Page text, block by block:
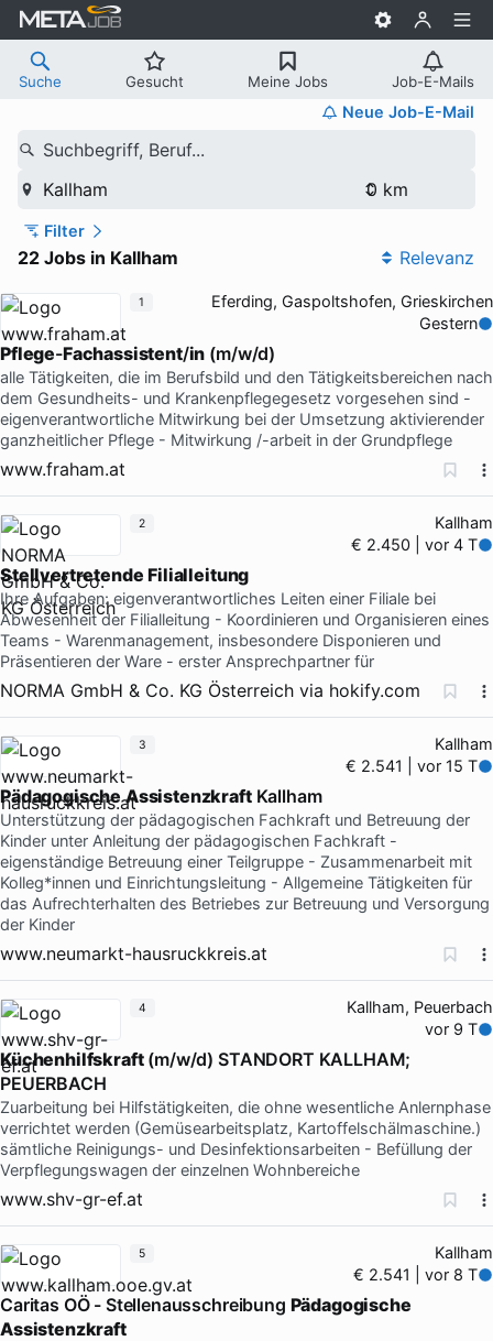
Suche Gesucht Meine Jobs Job-E-Mails
Neue Job-E-Mail
Suchbegriff, Beruf...
Kallham
Filter
22 Jobs in Kallham Relevanz
Eferding, Gaspoltshofen, Grieskirchen
Gestern
Pflege-Fachassistent/in (m/w/d)
alle Tätigkeiten, die im Berufsbild und den Tätigkeitsbereichen nach
dem Gesundheits- und Krankenpflegegesetz vorgesehen sind -
eigenverantwortliche Mitwirkung bei der Umsetzung aktivierender
ganzheitlicher Pflege - Mitwirkung /-arbeit in der Grundpflege
www.fraham.at
1
Kallham
€ 2.450 | vor 4 T
Stellvertretende Filialleitung
Ihre Aufgaben: eigenverantwortliches Leiten einer Filiale bei
Abwesenheit der Filialleitung - Koordinieren und Organisieren eines
Teams - Warenmanagement, insbesondere Disponieren und
Präsentieren der Ware - erster Ansprechpartner für
NORMA GmbH & Co. KG Österreich via hokify.com
2
Kallham
€ 2.541 | vor 15 T
PädagogischeAssistenzkraftKallham
Unterstützung der pädagogischen Fachkraft und Betreuung der
Kinder unter Anleitung der pädagogischen Fachkraft -
eigenständige Betreuung einer Teilgruppe - Zusammenarbeit mit
Kolleg*innen und Einrichtungsleitung - Allgemeine Tätigkeiten für
das Aufrechterhalten des Betriebes zur Betreuung und Versorgung
der Kinder
www.neumarkt-hausruckkreis.at
3
Kallham, Peuerbach
vor 9 T
Küchenhilfskraft(m/w/d) STANDORT KALLHAM;
PEUERBACH
Zuarbeitung bei Hilfstätigkeiten, die ohne wesentliche Anlernphase
verrichtet werden (Gemüsearbeitsplatz, Kartoffelschälmaschine.)
sämtliche Reinigungs- und Desinfektionsarbeiten - Befüllung der
Verpflegungswagen der einzelnen Wohnbereiche
www.shv-gr-ef.at
4
Kallham
€ 2.541 | vor 8 T
Caritas OÖ - Stellenausschreibung Pädagogische
Assistenzkraft
5